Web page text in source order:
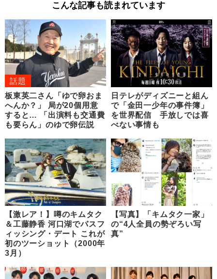
こんな記事も読まれています
話題
板東英二さん「ゆで卵おま
へんか？」 局が20個用意
すると… 「出演料も交通費
も要らん」のゆで卵伝説
日テレがディズニーと組ん
で「金田一少年の事件簿」
を世界配信 手放しでは喜
べない事情も
【激レア！】噂のキムタク
＆工藤静香 河口湖でバスフ
ィッシング・デート これが
初のツーショット（2000年
3月）
【写真】「キムタク一家」
の“4人全員の勢ぞろい写
真”